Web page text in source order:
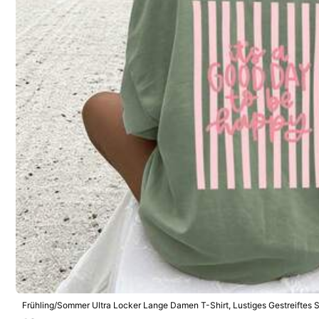
Verkauft und versendet durch den gewerblichen Verkäufer:
Informationen und Pflichten des Händlers
Um diesen Verkäufer und/oder dieses Produkt zu melden
Produktdetails
Material:
Zusammensetzung:
Sicherheitsinformationen und Kontakte
Frühling/Sommer Ultra Locker Lange Damen T-Shirt, Lustiges Gestreiftes